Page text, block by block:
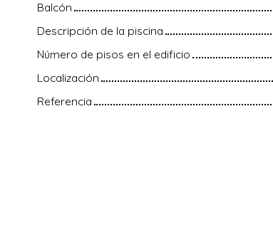
Balcón
Descripción de la piscina
Número de pisos en el edificio
Localización
Referencia